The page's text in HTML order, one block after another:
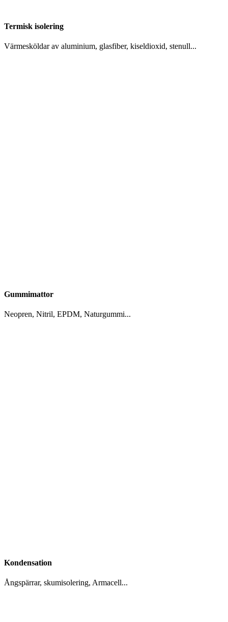
Termisk isolering
Värmesköldar av aluminium, glasfiber, kiseldioxid, stenull...
Gummimattor
Neopren, Nitril, EPDM, Naturgummi...
Kondensation
Ångspärrar, skumisolering, Armacell...